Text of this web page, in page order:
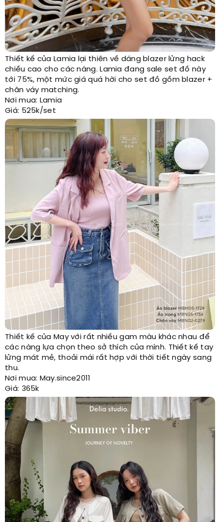
Thiết kế của Lamia lại thiên về dáng blazer lửng hack
chiều cao cho các nàng. Lamia đang sale set đồ này
tới 75%, một mức giá quá hời cho set đồ gồm blazer +
chân váy matching.
Nơi mua: Lamia
Giá: 525k/set
Thiết kế của May với rất nhiều gam màu khác nhau để
các nàng lựa chọn theo sở thích của mình. Thiết kế tay
lửng mát mẻ, thoải mái rất hợp với thời tiết ngày sang
thu.
Nơi mua: May.since2011
Giá: 365k